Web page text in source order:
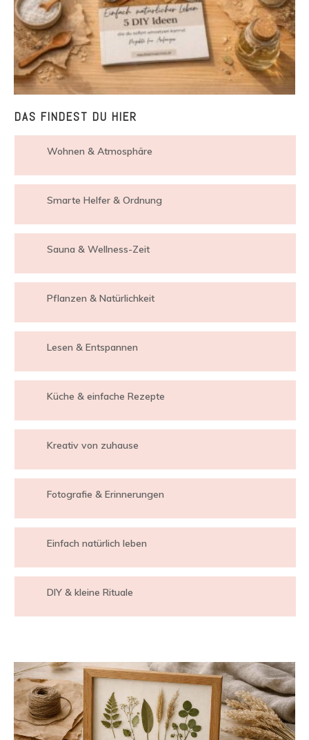
DAS FINDEST DU HIER
Wohnen & Atmosphäre
Smarte Helfer & Ordnung
Sauna & Wellness-Zeit
Pflanzen & Natürlichkeit
Lesen & Entspannen
Küche & einfache Rezepte
Kreativ von zuhause
Fotografie & Erinnerungen
Einfach natürlich leben
DIY & kleine Rituale